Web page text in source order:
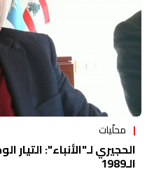
محلّيات
الحجيري لـ"الأنباء": التيار
الـ1989